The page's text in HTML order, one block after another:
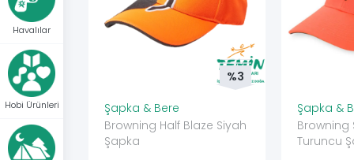
Havalılar
Hobi Ürünleri
Şapka & Bere
Browning Half Blaze Siyah
Şapka
%3
Şapka &
Browning
Turuncu